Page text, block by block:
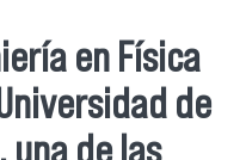
en Física
de
una de las